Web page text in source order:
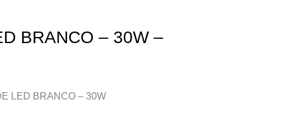
BRANCO – 30W –
LED BRANCO – 30W